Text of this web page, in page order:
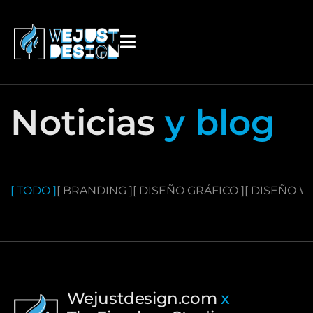
Noticias y blog
[ TODO ][ BRANDING ][ DISEÑO GRÁFICO ][ DISEÑO
Wejustdesign.com x